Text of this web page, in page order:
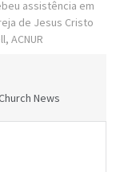
assistência em
de Jesus Cristo
ACNUR
News